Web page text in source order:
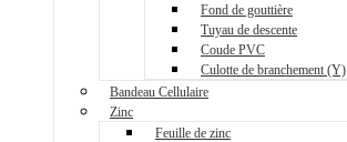
Fond de gouttière
Tuyau de descente
Coude PVC
Culotte de branchement (Y)
Bandeau Cellulaire
Zinc
Feuille de zinc